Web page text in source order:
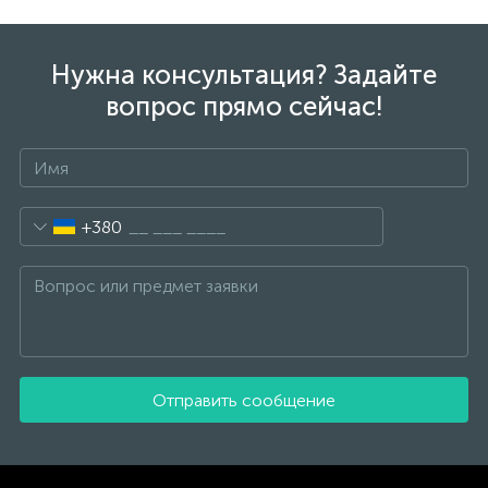
Нужна консультация? Задайте
вопрос прямо сейчас!
+380
Отправить сообщение